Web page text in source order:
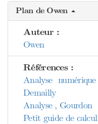
Plan de Owen
Auteur :
Owen
Références :
Analyse
Demailly
Analyse , Gourdon
Petit guide de